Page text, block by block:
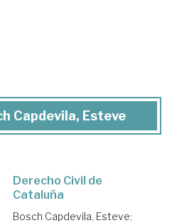
Capdevila, Esteve
Derecho Civil de
Cataluña
Bosch Capdevila, Esteve;